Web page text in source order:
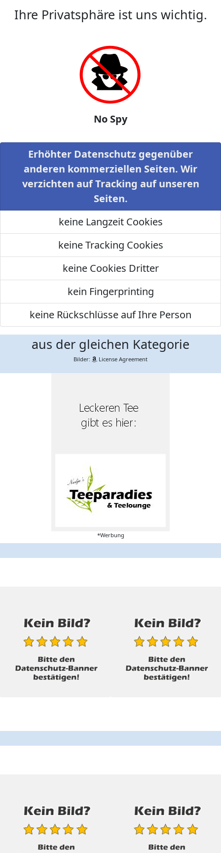
Ihre Privatsphäre ist uns wichtig.
No Spy
Erhöhter Datenschutz gegenüber
anderen kommerziellen Seiten. Wir
verzichten auf Tracking auf unseren
Seiten.
keine Langzeit Cookies
keine Tracking Cookies
keine Cookies Dritter
kein Fingerprinting
keine Rückschlüsse auf Ihre Person
aus der gleichen Kategorie
Bilder: License Agreement
*Werbung